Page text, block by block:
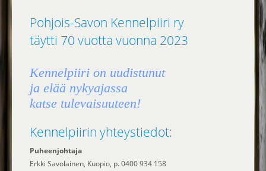
Pohjois-Savon Kennelpiiri ry
täytti 70 vuotta vuonna 2023
Kennelpiiri on uudistunut
ja elää nykyajassa
katse tulevaisuuteen!
Kennelpiirin yhteystiedot:
Puheenjohtaja
Erkki Savolainen, Kuopio, p. 0400 934 158